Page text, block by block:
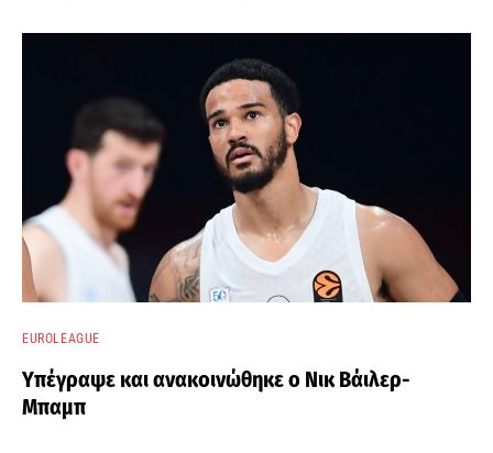
EUROLEAGUE
Υπέγραψε και ανακοινώθηκε ο Νικ Βάιλερ-
Μπαμπ